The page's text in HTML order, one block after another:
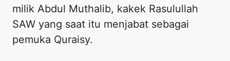
milik Abdul Muthalib, kakek Rasulullah
SAW yang saat itu menjabat sebagai
pemuka Quraisy.